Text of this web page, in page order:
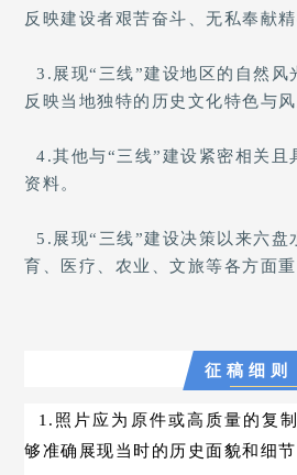
反映建设者艰苦奋斗、无私奉献
3.展现“三线”建设地区的自然风
反映当地独特的历史文化特色与
4.其他与“三线”建设紧密相关且
资料。
5.展现“三线”建设决策以来六盘
育、医疗、农业、文旅等各方面
征 稿 细 则
1.照片应为原件或高质量的复
够准确展现当时的历史面貌和细节